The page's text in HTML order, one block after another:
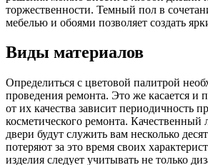
торжественности. Темный пол в
мебелью и обоями позволяет создать
Виды материалов
Определиться с цветовой палитрой
проведения ремонта. Это же касается и
от их качества зависит периодичность
косметического ремонта.
двери будут служить вам несколько
потеряют за это время своих
изделия следует учитывать не только